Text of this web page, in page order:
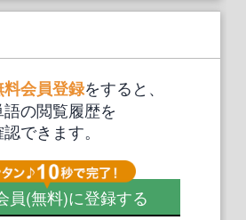
料会員登録をすると、
語の閲覧履歴を
できます。
員(無料)に登録する